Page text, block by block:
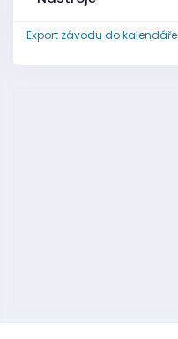
Export závodu do kalendáře